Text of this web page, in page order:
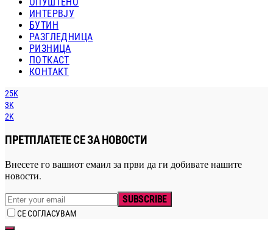
ИНТЕРВЈУ
БУТИН
РАЗГЛЕДНИЦА
РИЗНИЦА
ПОТКАСТ
КОНТАКТ
25K
3K
2K
ПРЕТПЛАТЕТЕ СЕ ЗА НОВОСТИ
Внесете го вашиот емаил за први да ги добивате нашите
новости.
SUBSCRIBE
СЕ СОГЛАСУВАМ